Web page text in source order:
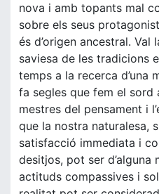
nova i amb topants mal
sobre els seus
és d’origen ancestral. Val
saviesa de les tradicions
temps a la recerca d’una
fa segles que fem el sord
mestres del pensament i
que la nostra naturalesa,
satisfacció immediata i
desitjos, pot ser d’alguna
actituds compassives i